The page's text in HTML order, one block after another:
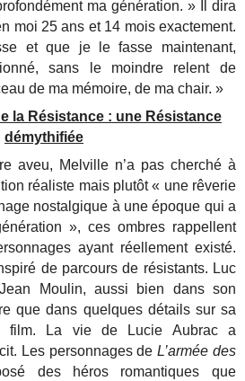
ma génération. » Il dira
moi 25 ans et 14 mois exactement.
et que je le fasse maintenant,
sans le moindre relent de
de ma mémoire, de ma chair. »
la Résistance : une Résistance
démythifiée
aveu, Melville n’a pas cherché à
réaliste mais plutôt « une rêverie
nostalgique à une époque qui a
», ces ombres rappellent
ayant réellement existé.
de parcours de résistants. Luc
Moulin, aussi bien dans son
que dans quelques détails sur sa
film. La vie de Lucie Aubrac a
Les personnages deL’armée des
des héros romantiques que